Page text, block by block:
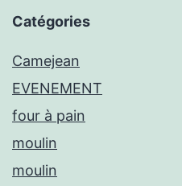
Catégories
Camejean
EVENEMENT
four à pain
moulin
moulin